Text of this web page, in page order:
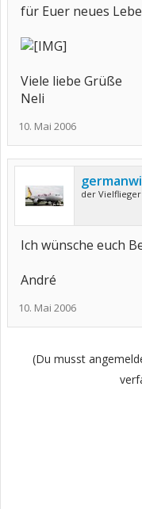
für Euer neues
Viele liebe Grüße
Neli
10. Mai 2006
der Vielflieger
Ich wünsche euch
André
10. Mai 2006
(Du musst